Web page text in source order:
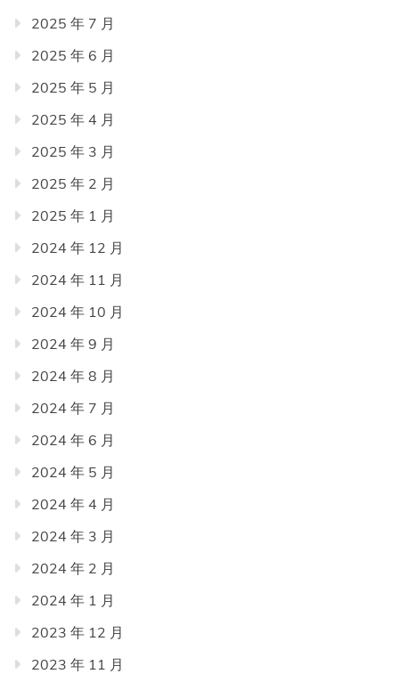
2025 年 7 月
2025 年 6 月
2025 年 5 月
2025 年 4 月
2025 年 3 月
2025 年 2 月
2025 年 1 月
2024 年 12 月
2024 年 11 月
2024 年 10 月
2024 年 9 月
2024 年 8 月
2024 年 7 月
2024 年 6 月
2024 年 5 月
2024 年 4 月
2024 年 3 月
2024 年 2 月
2024 年 1 月
2023 年 12 月
2023 年 11 月